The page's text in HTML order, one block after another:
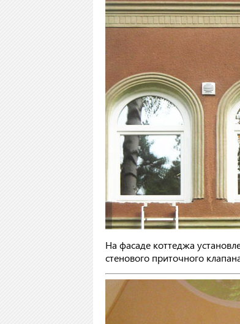
На фасаде коттеджа
стенового приточного